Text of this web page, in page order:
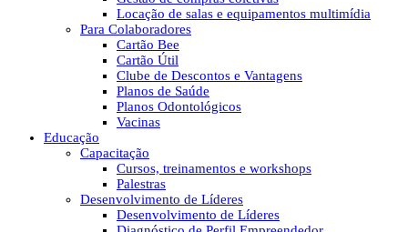
Locação de salas e equipamentos multimídia
Para Colaboradores
Cartão Bee
Cartão Útil
Clube de Descontos e Vantagens
Planos de Saúde
Planos Odontológicos
Vacinas
Educação
Capacitação
Cursos, treinamentos e workshops
Palestras
Desenvolvimento de Líderes
Desenvolvimento de Líderes